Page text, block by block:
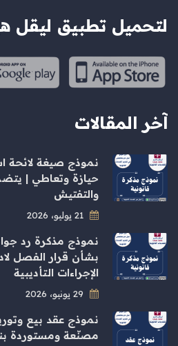
لتحميل تطبيق ليقل
آخر المقالات
نموذج صيغة لائحة
حيازة وتعاطي |
والتفتيش
نموذج مذكرة رد
بشأن قرار الفصل
الإجراءات التأديبية
نموذج عقد بيع
مصنّعة ومستوردة